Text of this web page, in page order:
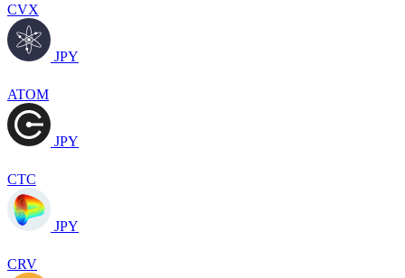
CVX
JPY
ATOM
JPY
CTC
JPY
CRV